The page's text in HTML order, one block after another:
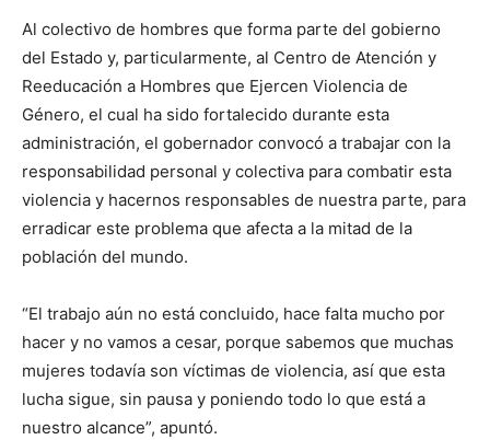
Al colectivo de hombres que forma parte del gobierno
del Estado y, particularmente, al Centro de Atención y
Reeducación a Hombres que Ejercen Violencia de
Género, el cual ha sido fortalecido durante esta
administración, el gobernador convocó a trabajar con la
responsabilidad personal y colectiva para combatir esta
violencia y hacernos responsables de nuestra parte, para
erradicar este problema que afecta a la mitad de la
población del mundo.
“El trabajo aún no está concluido, hace falta mucho por
hacer y no vamos a cesar, porque sabemos que muchas
mujeres todavía son víctimas de violencia, así que esta
lucha sigue, sin pausa y poniendo todo lo que está a
nuestro alcance”, apuntó.